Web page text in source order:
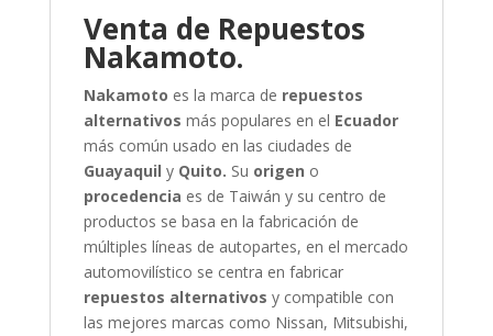
Venta de Repuestos
Nakamoto.
Nakamoto es la marca de repuestos
alternativos más populares en el Ecuador
más común usado en las ciudades de
Guayaquil y Quito. Su origen o
procedencia es de Taiwán y su centro de
productos se basa en la fabricación de
múltiples líneas de autopartes, en el mercado
automovilístico se centra en fabricar
repuestos alternativos y compatible con
las mejores marcas como Nissan, Mitsubishi,